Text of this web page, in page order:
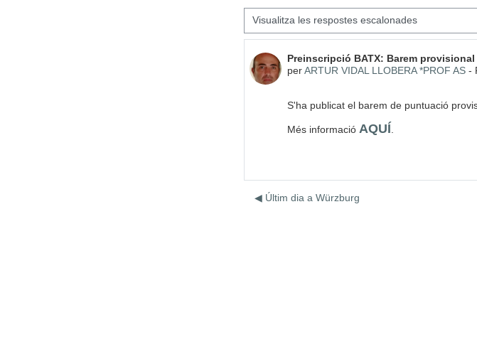
Mode de visualització
Preinscripció BATX: Barem provisional
perARTUR VIDAL LLOBERA *PROF AS-
Nombre de respostes: 0
S'ha publicat el barem de puntuació
Més informació AQUÍ
◀︎ Últim dia a Würzburg